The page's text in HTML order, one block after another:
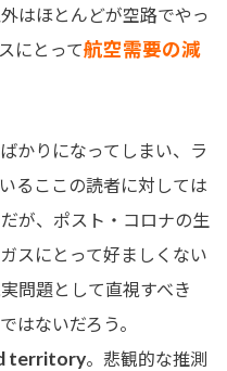
はほとんどが空路でやっ
にとって航空需要の減
かりになってしまい、ラ
るここの読者に対しては
が、ポスト・コロナの生
スにとって好ましくない
問題として直視すべき
はないだろう。
territory。悲観的な推測